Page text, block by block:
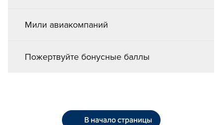
Мили авиакомпаний
Пожертвуйте бонусные баллы
В начало страницы